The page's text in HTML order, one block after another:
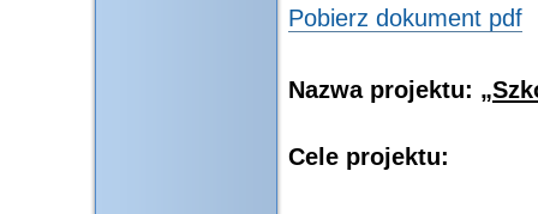
Pobierz dokument pdf
Nazwa projektu:
Cele projektu: